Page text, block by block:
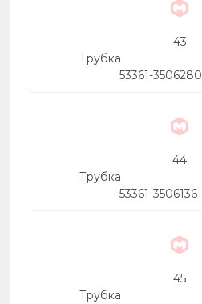
43
Трубка
53361-3506280
44
Трубка
53361-3506136
45
Трубка